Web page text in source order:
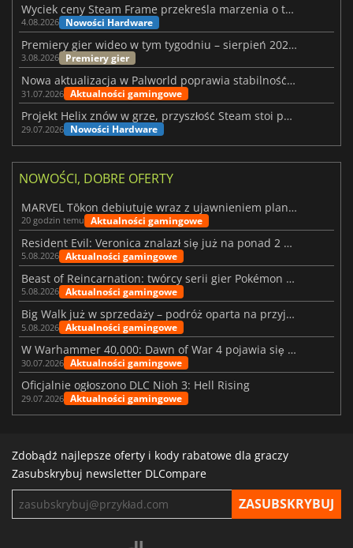
Wyciek ceny Steam Frame przekreśla marzenia o tanim zestawie VR
4.08.2026 Nowości Hardware
Premiery gier wideo w tym tygodniu – sierpień 2026 r. (32. tydzień)
3.08.2026 Premiery gier
Nowa aktualizacja w Palworld poprawia stabilność Sunreach i walk z bossami
31.07.2026 Aktualności gamingowe
Projekt Helix znów w grze, przyszłość Steam stoi pod znakiem zapytania
29.07.2026 Nowości Hardware
NOWOŚCI, DOBRE OFERTY
MARVEL Tōkon debiutuje wraz z ujawnieniem planu rozwoju na pierwszy rok
20 godzin temu Aktualności gamingowe
Resident Evil: Veronica znalazł się już na ponad 2 milionach list życzeń
5.08.2026 Aktualności gamingowe
Beast of Reincarnation: twórcy serii gier Pokémon wkraczają na nową ścieżkę
5.08.2026 Aktualności gamingowe
Big Walk już w sprzedaży – podróż oparta na przyjaźni
5.08.2026 Aktualności gamingowe
W Warhammer 40,000: Dawn of War 4 pojawia się frakcja Nekronów
30.07.2026 Aktualności gamingowe
Oficjalnie ogłoszono DLC Nioh 3: Hell Rising
29.07.2026 Aktualności gamingowe
Zdobądź najlepsze oferty i kody rabatowe dla graczy
Zasubskrybuj newsletter DLCompare